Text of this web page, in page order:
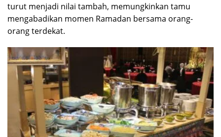
turut menjadi nilai tambah, memungkinkan tamu
mengabadikan momen Ramadan bersama orang-
orang terdekat.